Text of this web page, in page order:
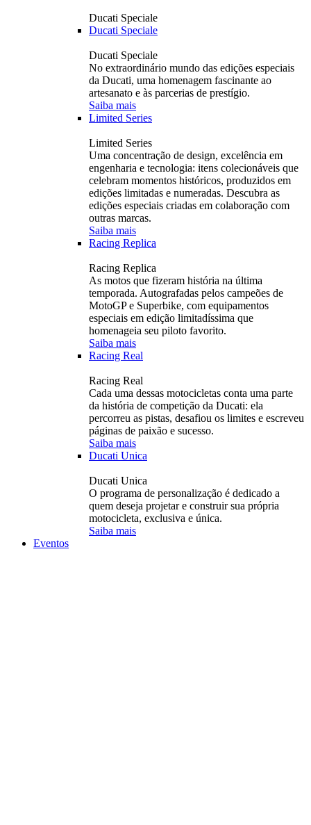
Ducati Speciale
Ducati Speciale
Ducati Speciale
No extraordinário mundo das edições especiais
da Ducati, uma homenagem fascinante ao
artesanato e às parcerias de prestígio.
Saiba mais
Limited Series
Limited Series
Uma concentração de design, excelência em
engenharia e tecnologia: itens colecionáveis ​​que
celebram momentos históricos, produzidos em
edições limitadas e numeradas. Descubra as
edições especiais criadas em colaboração com
outras marcas.
Saiba mais
Racing Replica
Racing Replica
As motos que fizeram história na última
temporada. Autografadas pelos campeões de
MotoGP e Superbike, com equipamentos
especiais em edição limitadíssima que
homenageia seu piloto favorito.
Saiba mais
Racing Real
Racing Real
Cada uma dessas motocicletas conta uma parte
da história de competição da Ducati: ela
percorreu as pistas, desafiou os limites e escreveu
páginas de paixão e sucesso.
Saiba mais
Ducati Unica
Ducati Unica
O programa de personalização é dedicado a
quem deseja projetar e construir sua própria
motocicleta, exclusiva e única.
Saiba mais
Eventos